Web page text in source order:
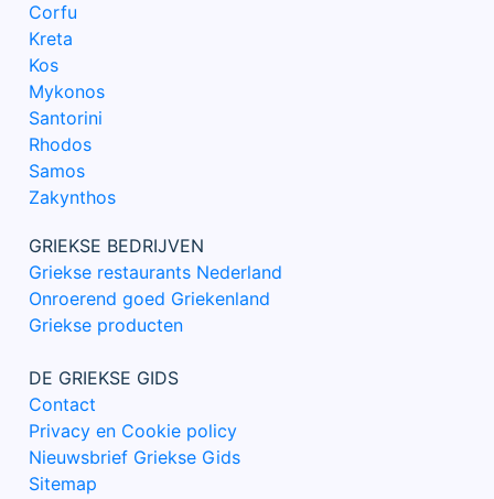
Corfu
Kreta
Kos
Mykonos
Santorini
Rhodos
Samos
Zakynthos
GRIEKSE BEDRIJVEN
Griekse restaurants Nederland
Onroerend goed Griekenland
Griekse producten
DE GRIEKSE GIDS
Contact
Privacy en Cookie policy
Nieuwsbrief Griekse Gids
Sitemap